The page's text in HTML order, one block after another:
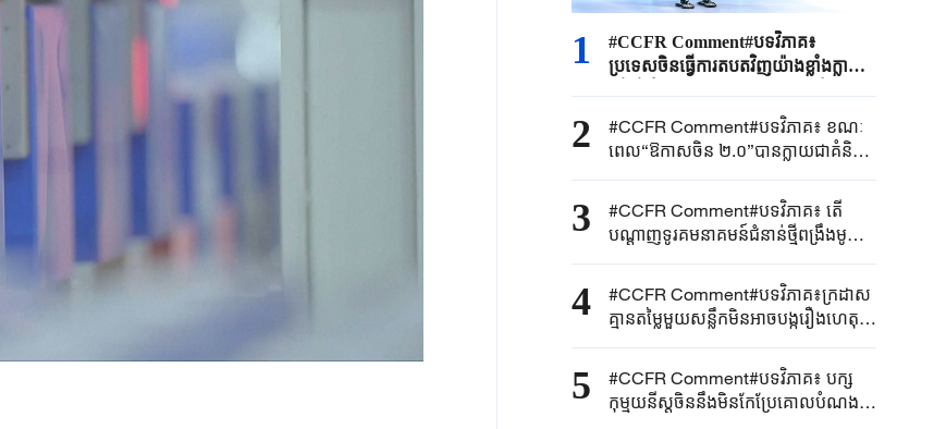
1
#CCFR Comment#បទវិភាគ៖
ប្រទេសចិនធ្វើការតបតវិញយ៉ាងខ្លាំងក្លា
ច្បាប់របស់សហគ្រាសចិន និងផល
ប្រយោជន៍សន្តិសុខជាតិយ៉ាងម៉ឺងម៉ាត់
2
#CCFR Comment#បទវិភាគ៖ ខណៈ
ពេល“ឱកាសចិន ២.០”បានក្លាយជាគំនិត
ឯកភាពរួម អ្វីដែលហៅថា“អតិរេក
ផលិតកម្ម”គ្រាន់តែជាការព្រួយបារម្ភខាង
នយោបាយប៉ុណ្ណោះ
3
#CCFR Comment#បទវិភាគ៖ តើ
បណ្តាញទូរគមនាគមន៍ជំនាន់ថ្មីពង្រឹងមូល
ដ្ឋានឌីជីថលនៃ “ផែនការអភិវឌ្ឍន៍
ជាតិ៥ឆ្នាំទី១៥ ”តាមរបៀបណា
4
#CCFR​ Comment#​បទវិភាគ៖ក្រដាស
គ្មានតម្លៃមួយសន្លឹកមិន​អាច​បង្ករឿង​ហេតុអ្វី
បានទេ ជប៉ុន​គួរ​បញ្ឈប់បង្ករឿងនៅ
សមុទ្រចិនខាងត្បូងឥឡូវនេះ
5
#CCFR Comment#បទវិភាគ៖ បក្ស
កុម្មុយនីស្តចិននឹងមិនកែប្រែគោលបំណង